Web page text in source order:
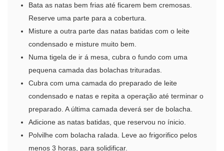
Bata as natas bem frias até ficarem bem cremosas.
Reserve uma parte para a cobertura.
Misture a outra parte das natas batidas com o leite
condensado e misture muito bem.
Numa tigela de ir á mesa, cubra o fundo com uma
pequena camada das bolachas trituradas.
Cubra com uma camada do preparado de leite
condensado e natas e repita a operação até terminar o
preparado. A última camada deverá ser de bolacha.
Adicione as natas batidas, que reservou no ínicio.
Polvilhe com bolacha ralada. Leve ao frigorifico pelos
menos 3 horas, para solidificar.